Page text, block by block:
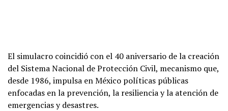
El simulacro coincidió con el 40 aniversario de la creación
del Sistema Nacional de Protección Civil, mecanismo que,
desde 1986, impulsa en México políticas públicas
enfocadas en la prevención, la resiliencia y la atención de
emergencias y desastres.